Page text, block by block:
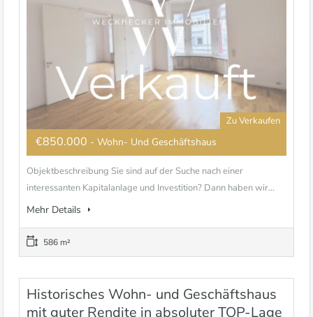
Zu Verkaufen
€850.000 - Wohn- Und Geschäftshaus
Objektbeschreibung Sie sind auf der Suche nach einer
interessanten Kapitalanlage und Investition? Dann haben wir...
Mehr Details
586 m²
Historisches Wohn- und Geschäftshaus
mit guter Rendite in absoluter TOP-Lage